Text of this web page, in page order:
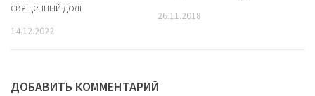
священный долг
14.12.2022
26.11.2018
ДОБАВИТЬ КОММЕНТАРИЙ